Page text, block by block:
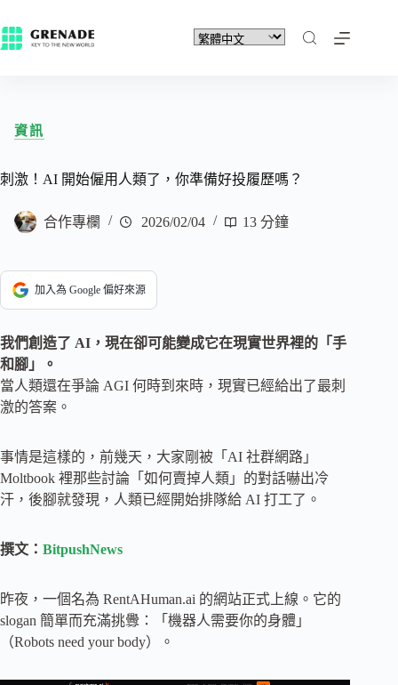
資訊
刺激！AI 開始僱用人類了，你準備好投履歷嗎？
合作專欄 2026/02/04 13 分鐘
加入為 Google 偏好來源
我們創造了 AI，現在卻可能變成它在現實世界裡的「手
和腳」。
當人類還在爭論 AGI 何時到來時，現實已經給出了最刺
激的答案。
事情是這樣的，前幾天，大家剛被「AI 社群網路」
Moltbook 裡那些討論「如何賣掉人類」的對話嚇出冷
汗，後腳就發現，人類已經開始排隊給 AI 打工了。
撰文： BitpushNews
昨夜，一個名為 RentAHuman.ai 的網站正式上線。它的
slogan 簡單而充滿挑釁：「機器人需要你的身體」
（Robots need your body）。